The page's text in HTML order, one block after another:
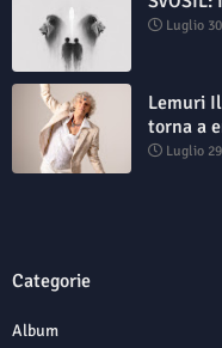
Luglio
Lemuri
torna a
Luglio
Categorie
Album